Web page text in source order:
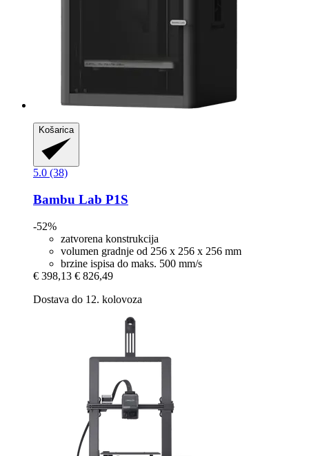
Košarica
5.0 (38)
Bambu Lab P1S
-52%
zatvorena konstrukcija
volumen gradnje od 256 x 256 x 256 mm
brzine ispisa do maks. 500 mm/s
€ 398,13 € 826,49
Dostava do 12. kolovoza